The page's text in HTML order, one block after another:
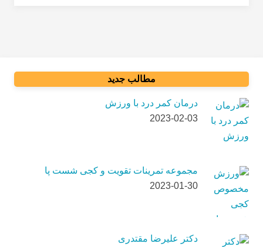
مطالب جدید
درمان کمر درد با ورزش
2023-02-03
مجموعه تمرینات تقویت و کجی شست پا
2023-01-30
دکتر علیرضا مقتدری